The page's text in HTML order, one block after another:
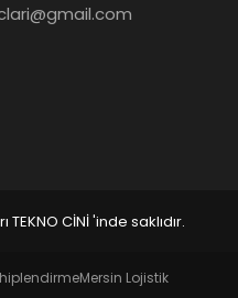
CİNİ 'inde saklıdır.
Mersin Lojistik